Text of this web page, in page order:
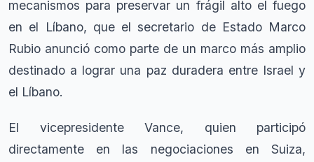
mecanismos para preservar un frágil alto el fuego
en el Líbano, que el secretario de Estado Marco
Rubio anunció como parte de un marco más amplio
destinado a lograr una paz duradera entre Israel y
el Líbano.
El vicepresidente Vance, quien participó
directamente en las negociaciones en Suiza,